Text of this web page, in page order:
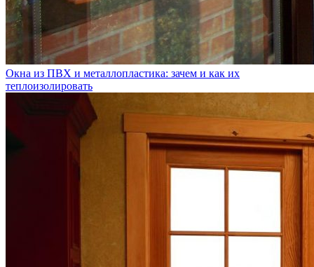
Окна из ПВХ и металлопластика: зачем и как их
теплоизолировать